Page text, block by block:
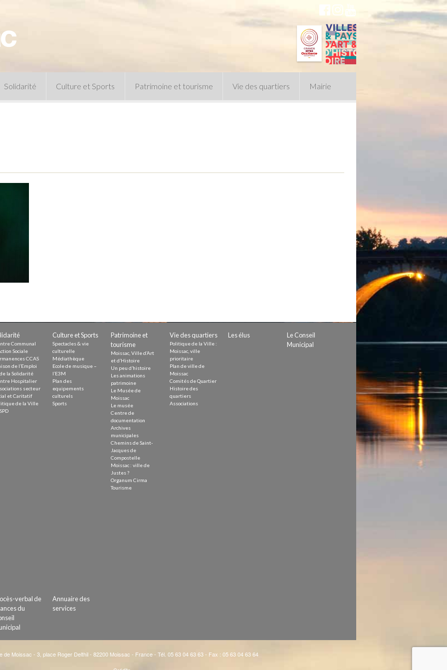
durable
Solidarité Culture et Sports Patrimoine et tourisme
Le musée
Vie des quartiers Mairie
Communal
Sociale
CCAS
de l’Emploi
la Solidarité
Hospitalier
secteur
et Caritatif
de la Ville
Culture et Sports
Spectacles & vie
culturelle
Médiathèque
Ecole de musique –
l’E3M
Plan des
equipements
culturels
Sports
Patrimoine et
tourisme
Moissac, Ville d’Art
et d’Histoire
Un peu d’histoire
Les animations
patrimoine
Le Musée de
Moissac
Le musée
Centre de
documentation
Archives
municipales
Chemins de Saint-
Jacques de
Compostelle
Moissac : ville de
Justes ?
Organum Cirma
Tourisme
Vie des quartiers
Politique de la Ville :
Moissac, ville
prioritaire
Plan de ville de
Moissac
Comités de Quartier
Histoire des
quartiers
Associations
Les élus
Le Conseil
Municipal
verbal de
du
Annuaire des
services
de Moissac - 3, place Roger Delthil - 82200 Moissac - France - Tél. 05 63 04 63 63 - Fax : 05 63 04 63 64